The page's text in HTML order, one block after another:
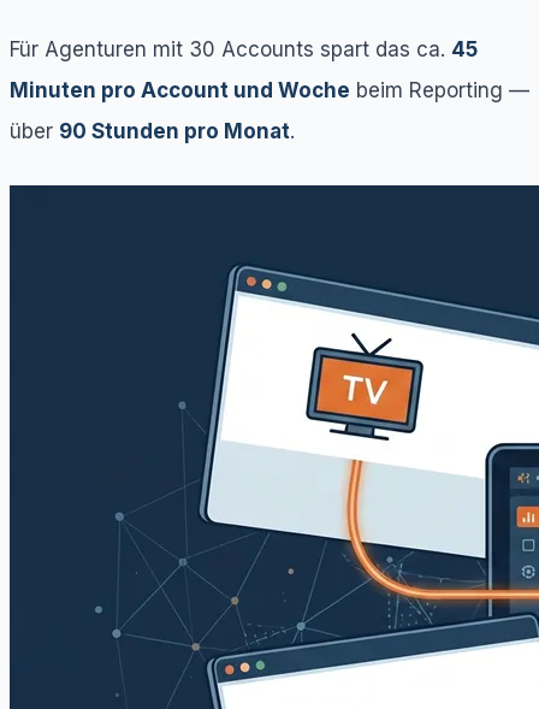
Für Agenturen mit 30 Accounts spart das ca. 45
Minuten pro Account und Woche beim Reporting —
über 90 Stunden pro Monat.